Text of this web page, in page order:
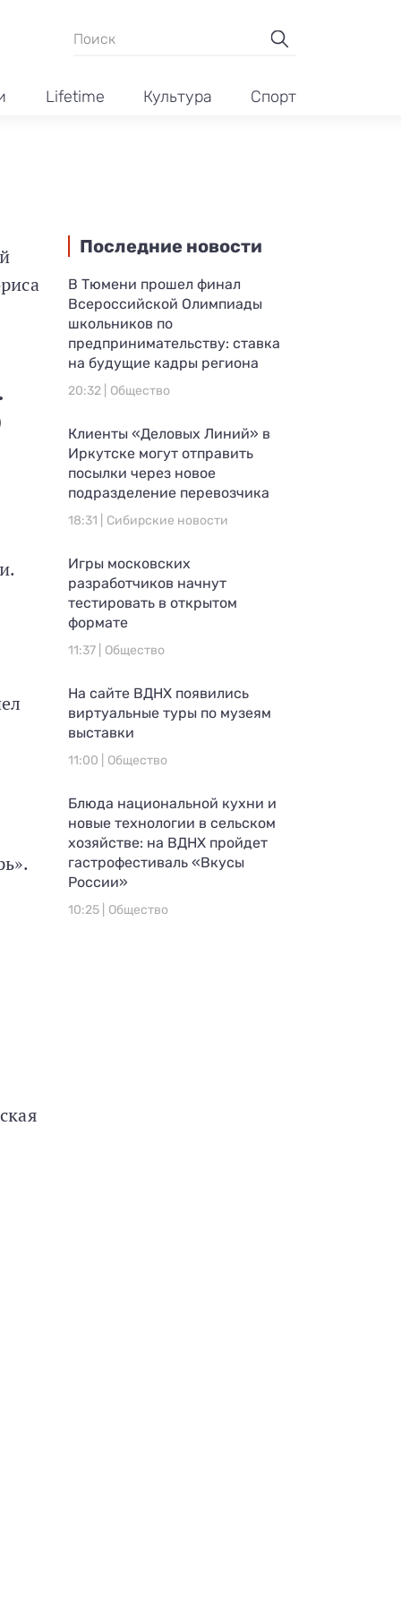
Lifetime Культура Спорт
Последние новости
В Тюмени прошел финал
Всероссийской Олимпиады
школьников по
предпринимательству: ставка
на будущие кадры региона
20:32 | Общество
Клиенты «Деловых Линий» в
Иркутске могут отправить
посылки через новое
подразделение перевозчика
18:31 | Сибирские новости
Игры московских
разработчиков начнут
тестировать в открытом
формате
11:37 | Общество
На сайте ВДНХ появились
виртуальные туры по музеям
выставки
11:00 | Общество
Блюда национальной кухни и
новые технологии в сельском
хозяйстве: на ВДНХ пройдет
гастрофестиваль «Вкусы
России»
10:25 | Общество